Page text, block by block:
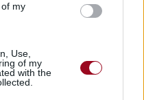
my
Use,
of my
with the